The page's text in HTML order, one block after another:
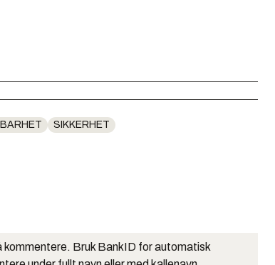
SIKKERHET
Bruk BankID for automatisk